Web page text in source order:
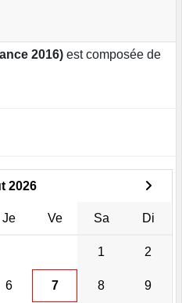
2016) est composée de
2026
Je Ve Sa Di
1 2
6 7 8 9